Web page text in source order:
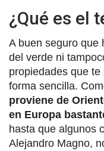
¿Qué es el
A buen seguro que
del verde ni
propiedades que
forma sencilla.
proviene de
en Europa
hasta que algunos
Alejandro Magno,